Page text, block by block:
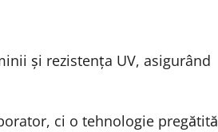
și rezistența UV, asigurând
ci o tehnologie pregătită